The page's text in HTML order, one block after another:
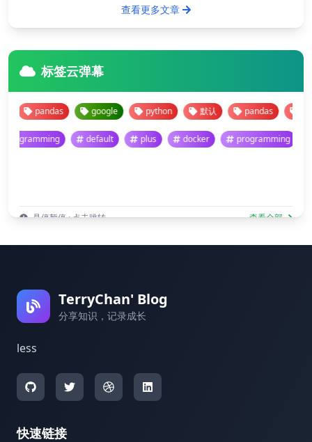
查看更多文章
标签云弹幕
pandas google python 默认 pandas google
programming default plus docker programming
悬停暂停 · 点击跳转 查看全部
TerryChan' Blog
分享知识，记录成长
less
快速链接